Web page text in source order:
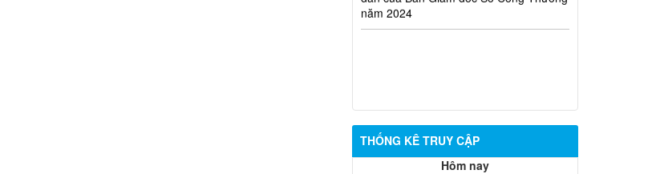
THỐNG KÊ TRUY CẬP
Hôm nay